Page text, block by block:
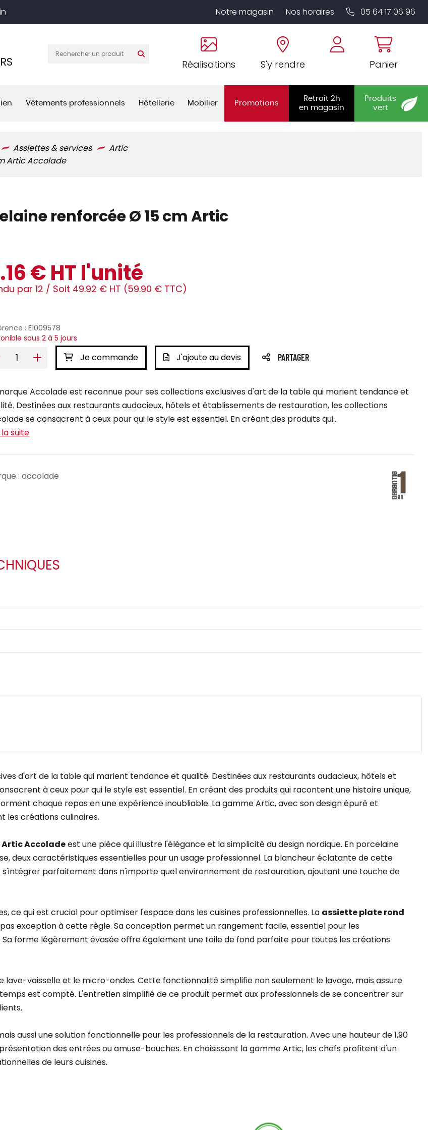
Notre magasin Nos horaires 05 64 17 06 96
Réalisations S'y rendre Panier
Vêtements professionnels Hôtellerie Mobilier Promotions
Retrait 2h
en magasin
Produits
vert
Assiettes & services
Artic
Artic Accolade
renforcée Ø 15 cm Artic
€ HT l'unité
par 12 / Soit 49.92 € HT (59.90 € TTC)
: E1009578
sous 2 à 5 jours
Je commande J'ajoute au devis PARTAGER
Accolade est reconnue pour ses collections exclusives d'art de la table qui marient tendance et
Destinées aux restaurants audacieux, hôtels et établissements de restauration, les collections
se consacrent à ceux pour qui le style est essentiel. En créant des produits qui...
la suite
: accolade
d'art de la table qui marient tendance et qualité. Destinées aux restaurants audacieux, hôtels et
à ceux pour qui le style est essentiel. En créant des produits qui racontent une histoire unique,
chaque repas en une expérience inoubliable. La gamme Artic, avec son design épuré et
les créations culinaires.
Artic Accoladeest une pièce qui illustre l'élégance et la simplicité du design nordique. En porcelaine
deux caractéristiques essentielles pour un usage professionnel. La blancheur éclatante de cette
parfaitement dans n'importe quel environnement de restauration, ajoutant une touche de
ce qui est crucial pour optimiser l'espace dans les cuisines professionnelles. La assiette plate rond
exception à cette règle. Sa conception permet un rangement facile, essentiel pour les
forme légèrement évasée offre également une toile de fond parfaite pour toutes les créations
vaisselle et le micro-ondes. Cette fonctionnalité simplifie non seulement le lavage, mais assure
est compté. L'entretien simplifié de ce produit permet aux professionnels de se concentrer sur
aussi une solution fonctionnelle pour les professionnels de la restauration. Avec une hauteur de 1,90
des entrées ou amuse-bouches. En choisissant la gamme Artic, les chefs profitent d'un
de leurs cuisines.